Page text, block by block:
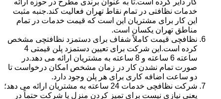
کار دایر کرده است.تا به عنوان برندی مطرح در حوزه ارائه
خدمات نظافتی در تمام نقاط تهران فعالیت کند.جنبه مثبت
این کار برای مشتریان این است که قیمت خدمات در تمام
مناطق تهران یکسان است.
نظافچی قیمت کاملاً شفاف برای دستمزد نظافتچی مشخص
کرده است.این شرکت برای تعیین دستمزد پلن قیمتی 4
ساعته 6 ساعته و 8 ساعته به مشتریان ارائه می دهد.در
صورت تمام نشدن کار در زمان مشخص امکان درخواست تا
دو ساعت اضافه کاری برای هر پلن وجود دارد.
شرکت نظافچی خدمات 24 ساعته به مشتریان ارائه می دهد؛
یعنی نیازی نیست برای تمیز کردن منزل یا شرکت حتماً در